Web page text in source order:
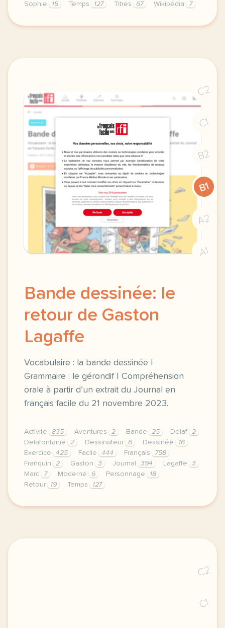
Sophie 15 Temps 127 Titres 67 Wikipédia 7
le respect de votre vie privee est une priorite
C2
C1
B2
B1
A2
A1
Bande dessinée: le
retour de Gaston
Lagaffe
Vocabulaire : la bande dessinée |
Grammaire : le gérondif | Compréhension
orale à partir d’un extrait du Journal en
français facile du 21 novembre 2023.
Activité 835 Aventures 2 Bande 25 Delaf
2
Delafontaine
2 Dessinateur 6 Dessinée
16
Exercice
425 Facile 444 Français
758
Franquin
2 Gaston 3 Journal 394 Lagaffe
3
Marc
7 Moderne 6 Personnage
18
Retour
19 Temps 127
exercice b1 bande dessinee le retour de gaston
C2
C1